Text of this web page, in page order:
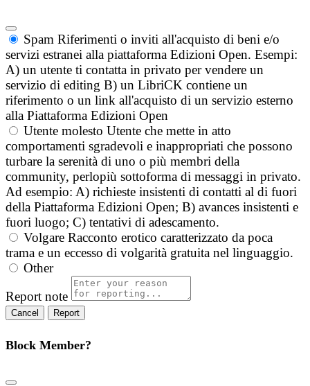
Spam Riferimenti o inviti all'acquisto di beni e/o
servizi estranei alla piattaforma Edizioni Open. Esempi:
A) un utente ti contatta in privato per vendere un
servizio di editing B) un LibriCK contiene un
riferimento o un link all'acquisto di un servizio esterno
alla Piattaforma Edizioni Open
Utente molesto Utente che mette in atto
comportamenti sgradevoli e inappropriati che possono
turbare la serenità di uno o più membri della
community, perlopiù sottoforma di messaggi in privato.
Ad esempio: A) richieste insistenti di contatti al di fuori
della Piattaforma Edizioni Open; B) avances insistenti e
fuori luogo; C) tentativi di adescamento.
Volgare Racconto erotico caratterizzato da poca
trama e un eccesso di volgarità gratuita nel linguaggio.
Other
Report note
Report
Block Member?